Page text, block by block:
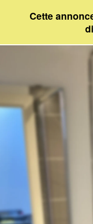
Cette